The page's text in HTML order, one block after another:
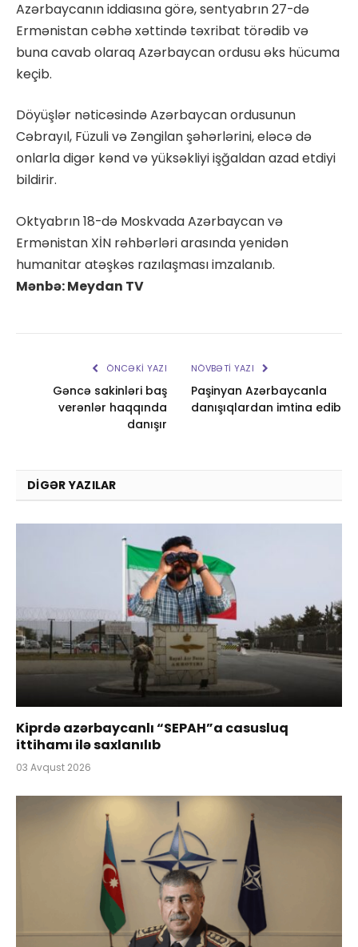
Azərbaycanın iddiasına görə, sentyabrın 27-də
Ermənistan cəbhə xəttində təxribat törədib və
buna cavab olaraq Azərbaycan ordusu əks hücuma
keçib.
Döyüşlər nəticəsində Azərbaycan ordusunun
Cəbrayıl, Füzuli və Zəngilan şəhərlərini, eləcə də
onlarla digər kənd və yüksəkliyi işğaldan azad etdiyi
bildirir.
Oktyabrın 18-də Moskvada Azərbaycan və
Ermənistan XİN rəhbərləri arasında yenidən
humanitar atəşkəs razılaşması imzalanıb.
Mənbə: Meydan TV
ÖNCƏKI YAZI
Gəncə sakinləri baş
verənlər haqqında
danışır
NÖVBƏTI YAZI
Paşinyan Azərbaycanla
danışıqlardan imtina edib
DIGƏR YAZILAR
Kiprdə azərbaycanlı “SEPAH”a casusluq
ittihamı ilə saxlanılıb
03 Avqust 2026